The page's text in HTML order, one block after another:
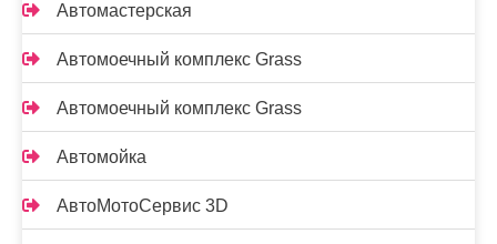
Автомастерская
Автомоечный комплекс Grass
Автомоечный комплекс Grass
Автомойка
АвтоМотоСервис 3D